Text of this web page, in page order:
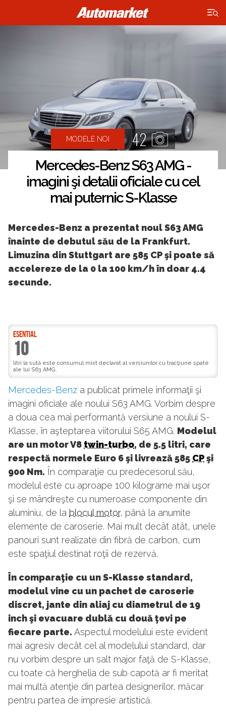
×
MODELE NOI 42
Mercedes-Benz S63 AMG -
imagini şi detalii oficiale cu cel
mai puternic S-Klasse
Mercedes-Benz a prezentat noul S63 AMG
înainte de debutul său de la Frankfurt.
Limuzina din Stuttgart are 585 CP şi poate să
accelereze de la 0 la 100 km/h în doar 4.4
secunde.
ESENTIAL
10
litri la sută este consumul mixt declarat al versiunilor cu tracţiune spate
ale lui S63 AMG.
Mercedes-Benz a publicat primele informaţii şi
imagini oficiale ale noului S63 AMG. Vorbim despre
a doua cea mai performantă versiune a noului S-
Klasse, în aşteptarea viitorului S65 AMG. Modelul
are un motor V8 twin-turbo, de 5.5 litri, care
respectă normele Euro 6 şi livrează 585 CPşi
900 Nm. În comparaţie cu predecesorul său,
modelul este cu aproape 100 kilograme mai uşor
şi se mândreşte cu numeroase componente din
aluminiu, de la blocul motor, până la anumite
elemente de caroserie. Mai mult decât atât, unele
panouri sunt realizate din fibră de carbon, cum
este spaţiul destinat roţii de rezervă.
În comparaţie cu un S-Klasse standard,
modelul vine cu un pachet de caroserie
discret, jante din aliaj cu diametrul de 19
inch şi evacuare dublă cu două ţevi pe
fiecare parte. Aspectul modelului este evident
mai agresiv decât cel al modelului standard, dar
nu vorbim despre un salt major faţă de S-Klasse,
cu toate că herghelia de sub capotă ar fi meritat
mai multă atenţie din partea designerilor, măcar
pentru partea de impresie artistică.